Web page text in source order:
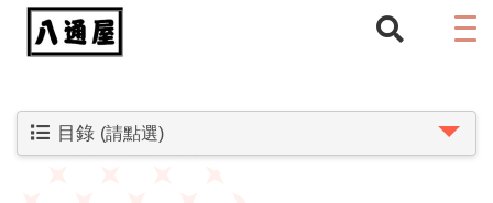
目錄 (請點選)